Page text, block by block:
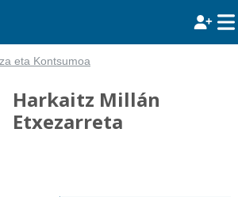
eta Kontsumoa
Harkaitz Millán
Etxezarreta